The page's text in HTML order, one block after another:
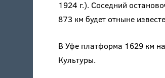
1924 г.). Соседний
873 км будет отныне
В Уфе платформа 1629 км
Культуры.